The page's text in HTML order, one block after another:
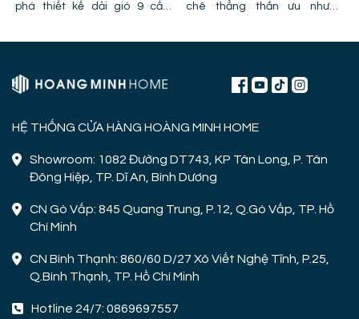
phá thiết kế dải gió 9 cấp,
lỗi lắp đặt khiến quạt bị giảm
chê thẳng thắn ưu nhược
quạt mất gió và hình ảnh thực
HỆ THỐNG CỬA HÀNG HOÀNG MINH HOME
Showroom: 1082 Đường DT743, KP Tân Long, P. Tân
Đông Hiệp, TP. Dĩ An, Bình Dương
CN Gò Vấp: 845 Quang Trung, P.12, Q.Gò Vấp, TP. Hồ
Chí Minh
CN Bình Thạnh: 860/60 D/27 Xô Viết Nghệ Tĩnh, P.25,
Q.Bình Thạnh, TP. Hồ Chí Minh
Hotline 24/7: 0869697557